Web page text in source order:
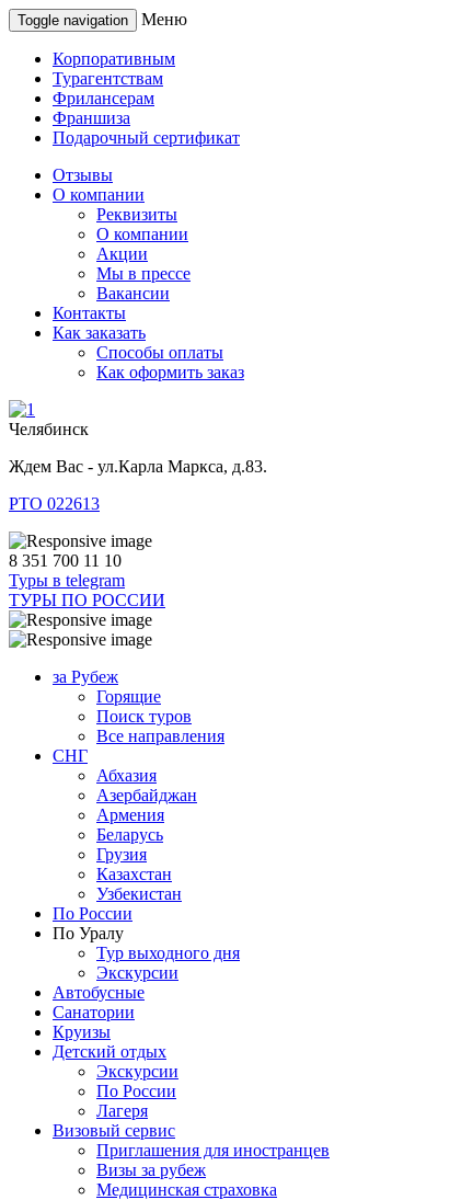
Toggle navigation Меню
Корпоративным
Турагентствам
Фрилансерам
Франшиза
Подарочный сертификат
Отзывы
О компании
Реквизиты
О компании
Акции
Мы в прессе
Вакансии
Контакты
Как заказать
Способы оплаты
Как оформить заказ
Челябинск
Ждем Вас - ул.Карла Маркса, д.83.
РТО 022613
8 351 700 11 10
Туры в telegram
ТУРЫ ПО РОССИИ
за Рубеж
Горящие
Поиск туров
Все направления
СНГ
Абхазия
Азербайджан
Армения
Беларусь
Грузия
Казахстан
Узбекистан
По России
По Уралу
Тур выходного дня
Экскурсии
Автобусные
Санатории
Круизы
Детский отдых
Экскурсии
По России
Лагеря
Визовый сервис
Приглашения для иностранцев
Визы за рубеж
Медицинская страховка